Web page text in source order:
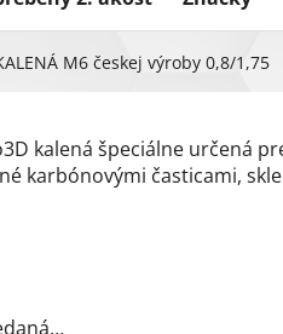
M6 českej výroby 0,8/1,75
kalená špeciálne určená
karbónovými časticami,